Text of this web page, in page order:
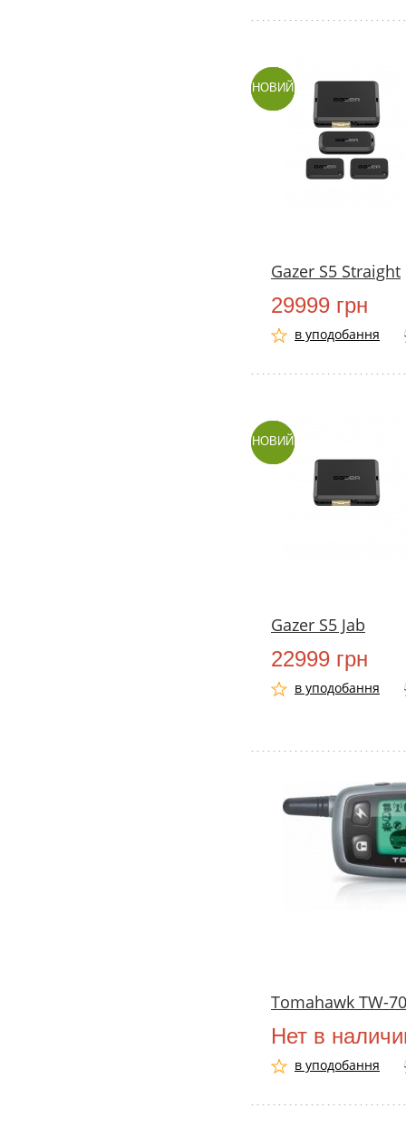
НОВИЙ
Gazer S5 Straight
29999 грн
в уподобання
НОВИЙ
Gazer S5 Jab
22999 грн
в уподобання
Tomahawk TW-
Нет в
в уподобання